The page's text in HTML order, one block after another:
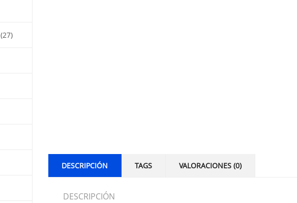
(27)
DESCRIPCIÓN TAGS VALORACIONES (0)
DESCRIPCIÓN